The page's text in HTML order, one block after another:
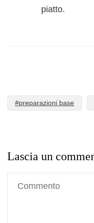
piatto.
#preparazioni base
Lascia un